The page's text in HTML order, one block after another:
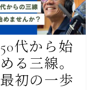
50代から始
める三線。
最初の一歩